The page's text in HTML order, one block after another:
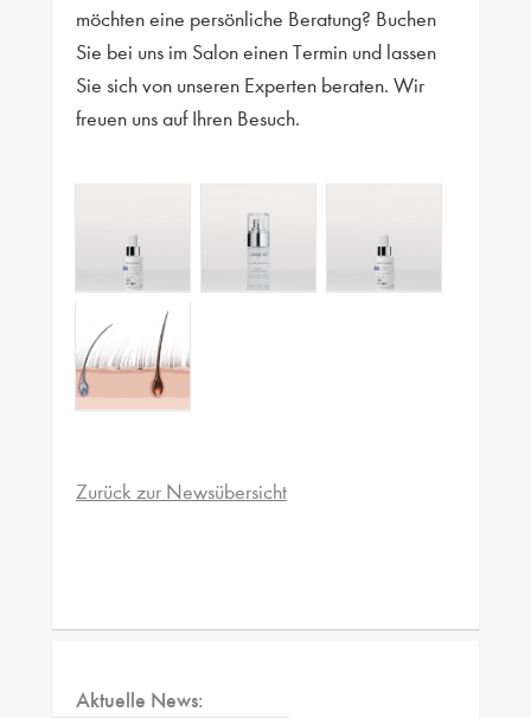
möchten eine persönliche Beratung? Buchen
Sie bei uns im Salon einen Termin und lassen
Sie sich von unseren Experten beraten. Wir
freuen uns auf Ihren Besuch.
Zurück zur Newsübersicht
Aktuelle News: